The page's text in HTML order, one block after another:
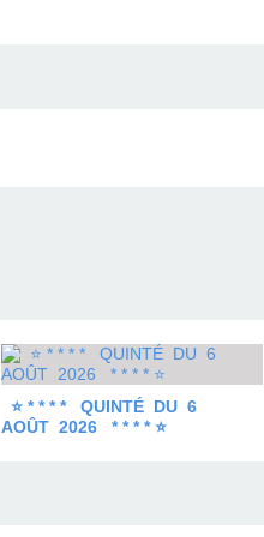
⭐ * * * * QUINTÉ DU 6
AOÛT 2026 * * * * ⭐